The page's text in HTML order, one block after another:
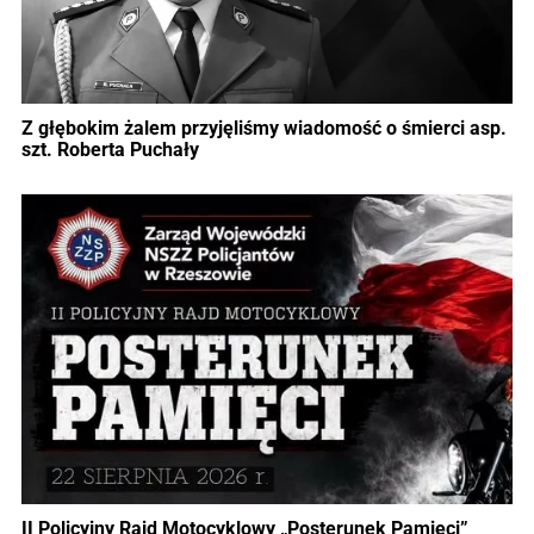
Z głębokim żalem przyjęliśmy wiadomość o śmierci asp.
szt. Roberta Puchały
II Policyjny Rajd Motocyklowy „Posterunek Pamięci”